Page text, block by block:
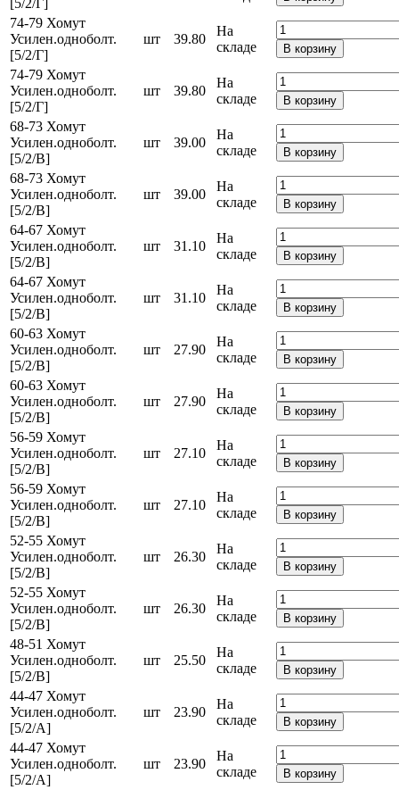
74-79 Хомут
Усилен.одноболт.
[5/2/Г]
шт 39.80
На
складе
В корзину
74-79 Хомут
Усилен.одноболт.
[5/2/Г]
шт 39.80
На
складе
В корзину
68-73 Хомут
Усилен.одноболт.
[5/2/В]
шт 39.00
На
складе
В корзину
68-73 Хомут
Усилен.одноболт.
[5/2/В]
шт 39.00
На
складе
В корзину
64-67 Хомут
Усилен.одноболт.
[5/2/В]
шт 31.10
На
складе
В корзину
64-67 Хомут
Усилен.одноболт.
[5/2/В]
шт 31.10
На
складе
В корзину
60-63 Хомут
Усилен.одноболт.
[5/2/В]
шт 27.90
На
складе
В корзину
60-63 Хомут
Усилен.одноболт.
[5/2/В]
шт 27.90
На
складе
В корзину
56-59 Хомут
Усилен.одноболт.
[5/2/В]
шт 27.10
На
складе
В корзину
56-59 Хомут
Усилен.одноболт.
[5/2/В]
шт 27.10
На
складе
В корзину
52-55 Хомут
Усилен.одноболт.
[5/2/В]
шт 26.30
На
складе
В корзину
52-55 Хомут
Усилен.одноболт.
[5/2/В]
шт 26.30
На
складе
В корзину
48-51 Хомут
Усилен.одноболт.
[5/2/В]
шт 25.50
На
складе
В корзину
44-47 Хомут
Усилен.одноболт.
[5/2/А]
шт 23.90
На
складе
В корзину
44-47 Хомут
Усилен.одноболт.
[5/2/А]
шт 23.90
На
складе
В корзину